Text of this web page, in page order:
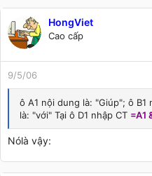
HongViet
Cao cấp
9/5/06
ô A1 nội dung là: "Giúp"; ô
là: "với" Tại ô D1 nhập CT =A1
Nólà vậy: